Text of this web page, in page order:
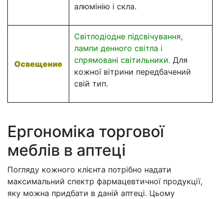
алюмінію і скла.
Освещение
Світлодіодне підсвічування,
лампи денного світла і
спрямовані світильники. Для
кожної вітрини передбачений
свій тип.
Ергономіка торгової
меблів в аптеці
Погляду кожного клієнта потрібно надати
максимальний спектр фармацевтичної продукції,
яку можна придбати в даній аптеці. Цьому